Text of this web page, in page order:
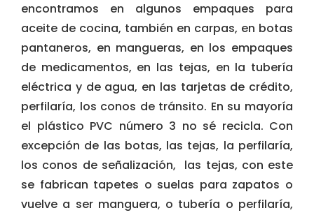
encontramos en algunos empaques para
aceite de cocina, también en carpas, en botas
pantaneros, en mangueras, en los empaques
de medicamentos, en las tejas, en la tubería
eléctrica y de agua, en las tarjetas de crédito,
perfilaría, los conos de tránsito. En su mayoría
el plástico PVC número 3 no sé recicla. Con
excepción de las botas, las tejas, la perfilaría,
los conos de señalización, las tejas, con este
se fabrican tapetes o suelas para zapatos o
vuelve a ser manguera, o tubería o perfilaría,